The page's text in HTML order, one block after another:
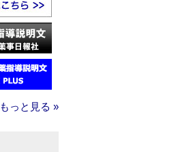
もっと見る »